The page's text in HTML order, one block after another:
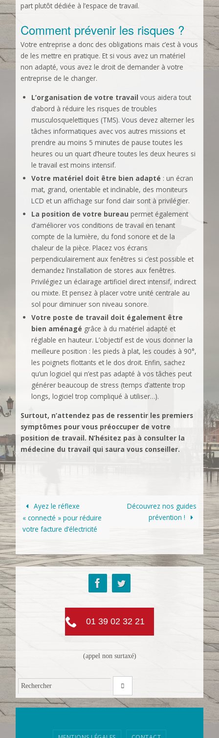
part plutôt dédiée à l’espace de travail.
Comment prévenir les risques ?
Votre entreprise a donc des obligations mais c’est à vous
de les mettre en pratique. Et si vous avez un matériel
non adapté, vous avez le droit de demander à votre
entreprise de le changer.
L’organisation de votre travailvous aidera tout
d’abord à réduire les risques de troubles
musculosquelettiques (TMS). Vous devez alterner les
tâches informatiques avec vos autres missions et
prendre au moins 5 minutes de pause toutes les
heures ou un quart d’heure toutes les deux heures si
le travail est moins intensif.
Votre matériel doit être bien adapté : un écran
mat, grand, orientable et inclinable, des moniteurs
LCD et un affichage sur fond clair sont à privilégier.
La position de votre bureau permet également
d’améliorer vos conditions de travail en tenant
compte de la lumière, du fond sonore et de la
chaleur de la pièce. Placez vos écrans
perpendiculairement aux fenêtres si c’est possible et
demandez l’installation de stores aux fenêtres.
Privilégiez un éclairage artificiel direct intensif, indirect
ou mixte. Et pensez à placer votre unité centrale au
sol pour diminuer son niveau sonore.
Votre poste de travail doit également être
bien aménagé grâce à du matériel adapté et
réglable en hauteur. L’objectif est de vous donner la
meilleure position : les pieds à plat, les coudes à 90°,
les poignets flottants et le dos droit. Enfin, sachez
qu’un logiciel qui n’est pas adapté à vos tâches peut
générer beaucoup de stress (temps d’attente trop
longs, logiciel trop compliqué à utiliser…).
Surtout, n’attendez pas de ressentir les premiers
symptômes pour vous préoccuper de votre
position de travail. N’hésitez pas à consulter la
médecine du travail qui saura vous conseiller.
Ayez le réflexe
« connecté » pour réduire
votre facture d’électricité
Découvrez nos guides
prévention !
01 39 02 32 21
(appel non surtaxé)